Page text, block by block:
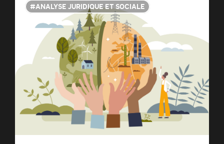
ANALYSE JURIDIQUE ET SOCIALE